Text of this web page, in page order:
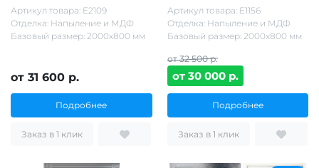
Артикул товара: Е2109
Отделка: Напыление и МДФ
Базовый размер: 2000х800 мм
от 31 600 р.
Подробнее
Заказ в 1 клик
Артикул товара: Е1156
Отделка: Напыление и МДФ
Базовый размер: 2000х800 мм
от 32 500 р.
от 30 000 р.
Подробнее
Заказ в 1 клик